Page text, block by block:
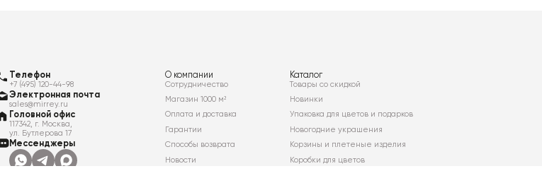
Телефон
+7 (495) 120-44-98
Электронная почта
sales@mirrey.ru
Головной офис
117342, г. Москва,
ул. Бутлерова 17
Мессенджеры
О компании
Сотрудничество
Магазин 1000 м²
Оплата и доставка
Гарантии
Способы возврата
Новости
Каталог
Товары со скидкой
Новинки
Упаковка для цветов и подарков
Новогодние украшения
Корзины и плетеные изделия
Коробки для цветов